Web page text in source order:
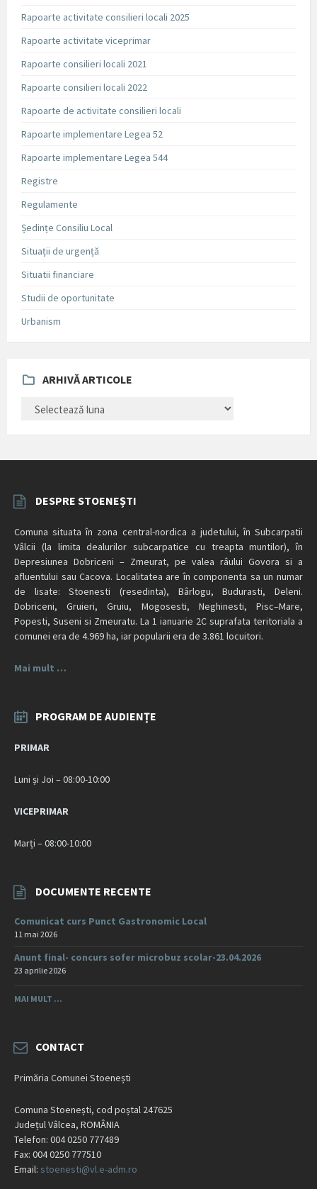
Rapoarte activitate consilieri locali 2025
Rapoarte activitate viceprimar
Rapoarte consilieri locali 2021
Rapoarte consilieri locali 2022
Rapoarte de activitate consilieri locali
Rapoarte implementare Legea 52
Rapoarte implementare Legea 544
Registre
Regulamente
Ședințe Consiliu Local
Situații de urgență
Situatii financiare
Studii de oportunitate
Urbanism
ARHIVĂ ARTICOLE
ARTICOLE
DESPRE STOENEȘTI
Comuna situata în zona central-nordica a judetului, în Subcarpatii
Vâlcii (la limita dealurilor subcarpatice cu treapta muntilor), în
Depresiunea Dobriceni – Zmeurat, pe valea râului Govora si a
afluentului sau Cacova. Localitatea are în componenta sa un numar
de lisate: Stoenesti (resedinta), Bârlogu, Budurasti, Deleni.
Dobriceni, Gruieri, Gruiu, Mogosesti, Neghinesti, Pisc–Mare,
Popesti, Suseni si Zmeuratu. La 1 ianuarie 2C suprafata teritoriala a
comunei era de 4.969 ha, iar popularii era de 3.861 locuitori.
Mai mult …
PROGRAM DE AUDIENȚE
PRIMAR
Luni și Joi – 08:00-10:00
VICEPRIMAR
Marți – 08:00-10:00
DOCUMENTE RECENTE
Comunicat curs Punct Gastronomic Local
11 mai 2026
Anunt final- concurs sofer microbuz scolar-23.04.2026
23 aprilie 2026
MAI MULT ...
CONTACT
Primăria Comunei Stoenești
Comuna Stoenești, cod poștal 247625
Județul Vâlcea, ROMÂNIA
Telefon: 004 0250 777489
Fax: 004 0250 777510
Email: stoenesti@vl.e-adm.ro